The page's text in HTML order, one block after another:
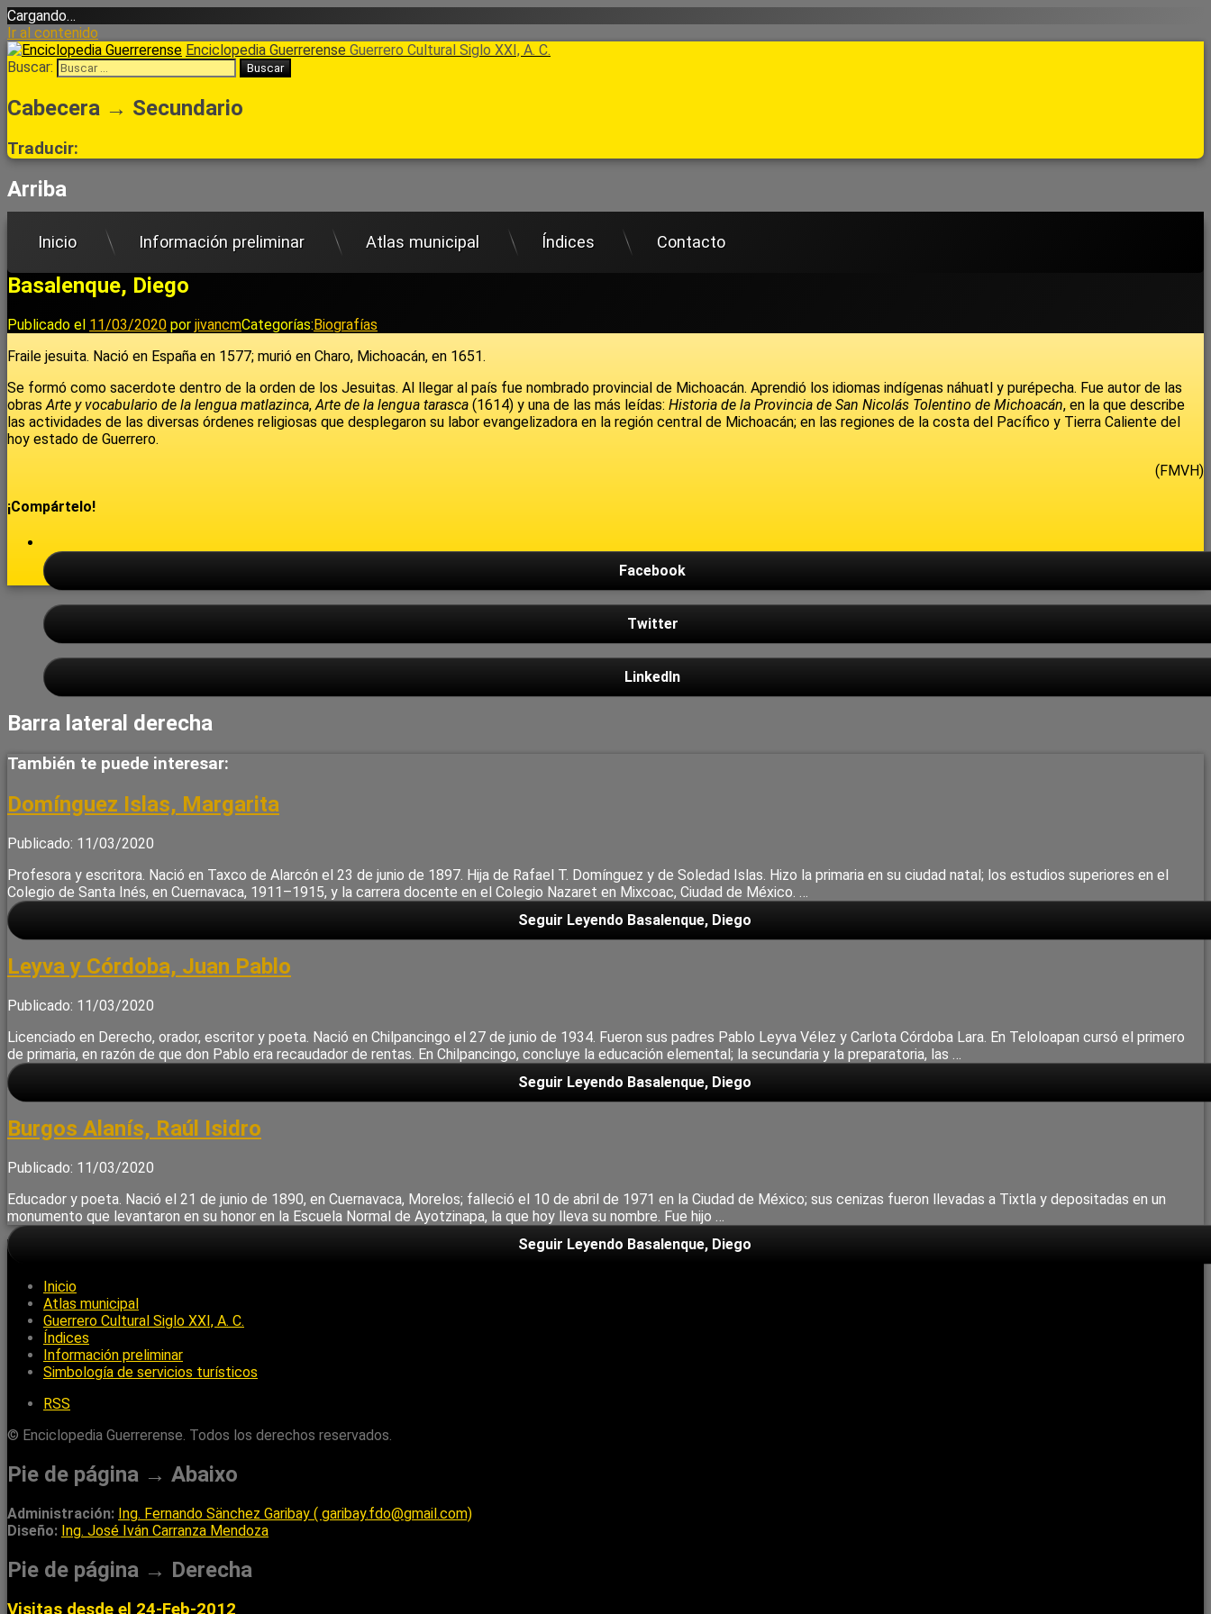
Cargando…
Ir al contenido
Enciclopedia Guerrerense Guerrero Cultural Siglo XXI, A. C.
Buscar:
Cabecera → Secundario
Traducir:
Inicio Información preliminar Atlas municipal Índices Contacto
Arriba
Basalenque, Diego
Publicado el 11/03/2020 por jivancmCategorías:Biografías
Fraile jesuita. Nació en España en 1577; murió en Charo, Michoacán, en 1651.
Se formó como sacerdote dentro de la orden de los Jesuitas. Al llegar al país fue nombrado provincial de Michoacán. Aprendió los idiomas indígenas náhuatl y purépecha. Fue autor de las
obras Arte y vocabulario de la lengua matlazinca, Arte de la lengua tarasca (1614) y una de las más leídas: Historia de la Provincia de San Nicolás Tolentino de Michoacán, en la que describe
las actividades de las diversas órdenes religiosas que desplegaron su labor evangelizadora en la región central de Michoacán; en las regiones de la costa del Pacífico y Tierra Caliente del
hoy estado de Guerrero.
(FMVH)
¡Compártelo!
Facebook
Twitter
LinkedIn
Barra lateral derecha
También te puede interesar:
Domínguez Islas, Margarita
Publicado: 11/03/2020
Profesora y escritora. Nació en Taxco de Alarcón el 23 de junio de 1897. Hija de Rafael T. Domínguez y de Soledad Islas. Hizo la primaria en su ciudad natal; los estudios superiores en el
Colegio de Santa Inés, en Cuernavaca, 1911–1915, y la carrera docente en el Colegio Nazaret en Mixcoac, Ciudad de México. …
Seguir Leyendo Basalenque, Diego
Leyva y Córdoba, Juan Pablo
Publicado: 11/03/2020
Licenciado en Derecho, orador, escritor y poeta. Nació en Chilpancingo el 27 de junio de 1934. Fueron sus padres Pablo Leyva Vélez y Carlota Córdoba Lara. En Teloloapan cursó el primero
de primaria, en razón de que don Pablo era recaudador de rentas. En Chilpancingo, concluye la educación elemental; la secundaria y la preparatoria, las …
Seguir Leyendo Basalenque, Diego
Burgos Alanís, Raúl Isidro
Publicado: 11/03/2020
Educador y poeta. Nació el 21 de junio de 1890, en Cuernavaca, Morelos; falleció el 10 de abril de 1971 en la Ciudad de México; sus cenizas fueron llevadas a Tixtla y depositadas en un
monumento que levantaron en su honor en la Escuela Normal de Ayotzinapa, la que hoy lleva su nombre. Fue hijo …
Seguir Leyendo Basalenque, Diego
Inicio
Atlas municipal
Guerrero Cultural Siglo XXI, A. C.
Índices
Información preliminar
Simbología de servicios turísticos
RSS
© Enciclopedia Guerrerense. Todos los derechos reservados.
Pie de página → Abaixo
Administración: Ing. Fernando Sänchez Garibay ( garibay.fdo@gmail.com)
Diseño: Ing. José Iván Carranza Mendoza
Pie de página → Derecha
Visitas desde el 24-Feb-2012